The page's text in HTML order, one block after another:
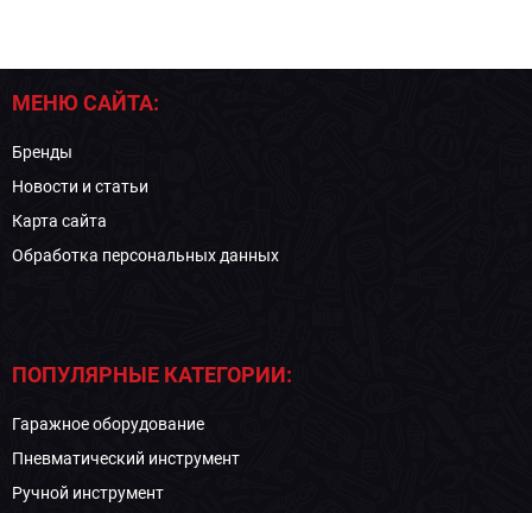
МЕНЮ САЙТА:
Бренды
Новости и статьи
Карта сайта
Обработка персональных данных
ПОПУЛЯРНЫЕ КАТЕГОРИИ:
Гаражное оборудование
Пневматический инструмент
Ручной инструмент